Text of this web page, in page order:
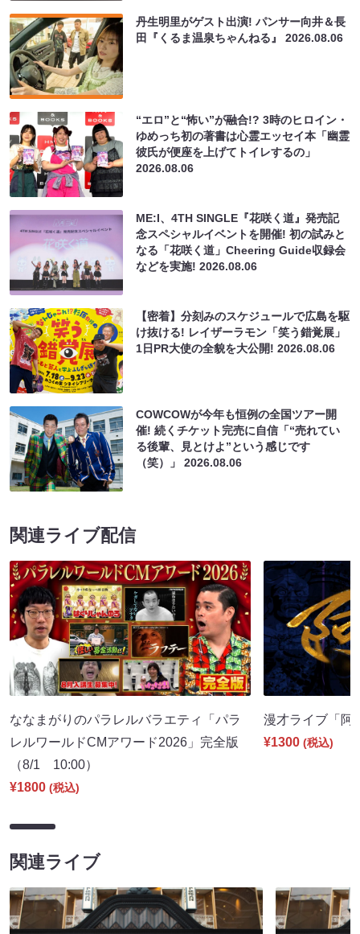
丹生明里がゲスト出演! パンサー向井＆長
田『くるま温泉ちゃんねる』2026.08.06
“エロ”と“怖い”が融合!? 3時のヒロイン・
ゆめっち初の著書は心霊エッセイ本「幽霊
彼氏が便座を上げてトイレするの」
2026.08.06
ME:I、4TH SINGLE『花咲く道』発売記
念スペシャルイベントを開催! 初の試みと
なる「花咲く道」Cheering Guide収録会
などを実施!2026.08.06
【密着】分刻みのスケジュールで広島を駆
け抜ける! レイザーラモン「笑う錯覚展」
1日PR大使の全貌を大公開!2026.08.06
COWCOWが今年も恒例の全国ツアー開
催! 続くチケット完売に自信「“売れてい
る後輩、見とけよ”という感じです
（笑）」2026.08.06
関連ライブ配信
ななまがりのパラレルバラエティ「パラ
レルワールドCMアワード2026」完全版
（8/1 10:00）
¥1800 (税込)
漫才ライブ「
¥1300 (税込)
関連ライブ